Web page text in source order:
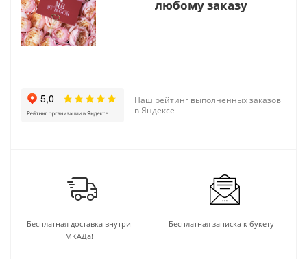
любому заказу
Наш рейтинг выполненных заказов
в Яндексе
Бесплатная доставка внутри
МКАДа!
Бесплатная записка к букету